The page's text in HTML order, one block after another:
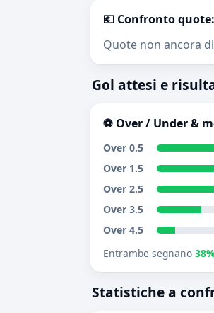
💶 Confronto
Quote non ancora
Gol attesi e
⚽ Over / Under &
Over 0.5
Over 1.5
Over 2.5
Over 3.5
Over 4.5
Entrambe segnano 38%
Statistiche a